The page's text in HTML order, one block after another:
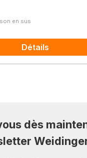
en sus
Détails
dès